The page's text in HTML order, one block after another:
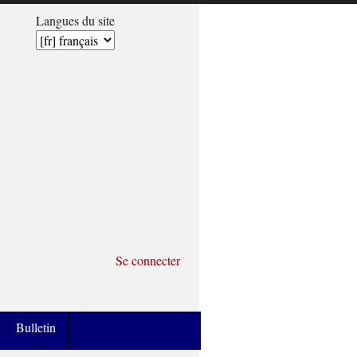
Se connecter
Langues du site
Bulletin